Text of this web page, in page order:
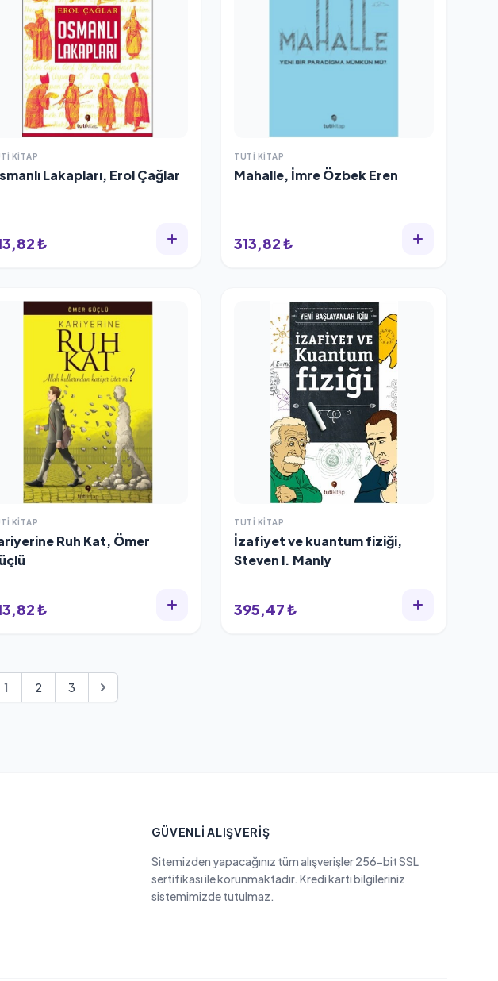
KITAP
Lakapları, Erol Çağlar
₺
TUTI KITAP
Mahalle, İmre Özbek Eren
313,82 ₺
KITAP
Ruh Kat, Ömer
₺
TUTI KITAP
İzafiyet ve kuantum fiziği,
Steven l. Manly
395,47 ₺
1 2 3
GÜVENLI ALIŞVERIŞ
Sitemizden yapacağınız tüm alışverişler 256-bit SSL
sertifikası ile korunmaktadır. Kredi kartı bilgileriniz
sistemimizde tutulmaz.